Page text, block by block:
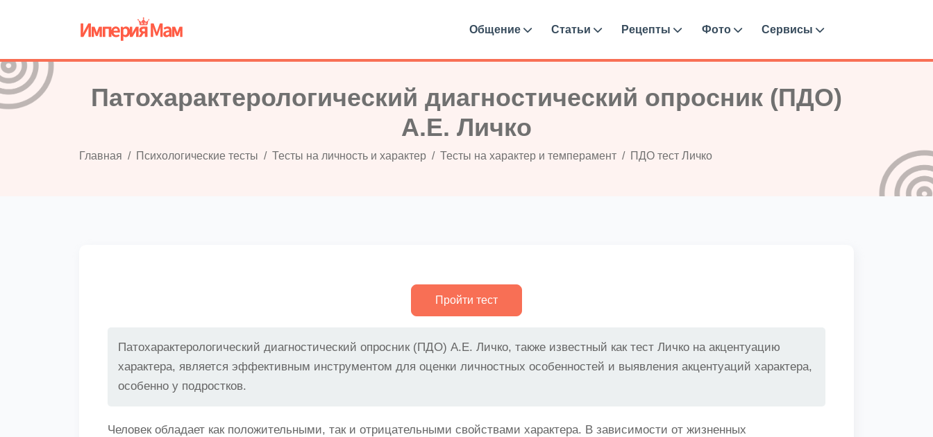
Общение Статьи Рецепты Фото Сервисы
Патохарактерологический диагностический опросник (ПДО)
А.Е. Личко
Главная Психологические тесты Тесты на личность и характер Тесты на характер и темперамент ПДО тест Личко
Патохарактерологический диагностический опросник (ПДО) А.Е. Личко, также известный как тест Личко на акцентуацию
характера, является эффективным инструментом для оценки личностных особенностей и выявления акцентуаций характера,
особенно у подростков.
Человек обладает как положительными, так и отрицательными свойствами характера. В зависимости от жизненных